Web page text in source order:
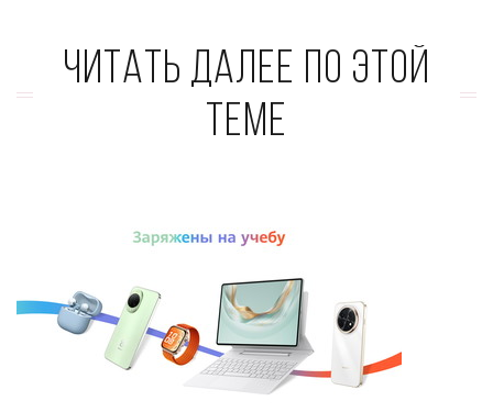
Читать далее по этой
теме